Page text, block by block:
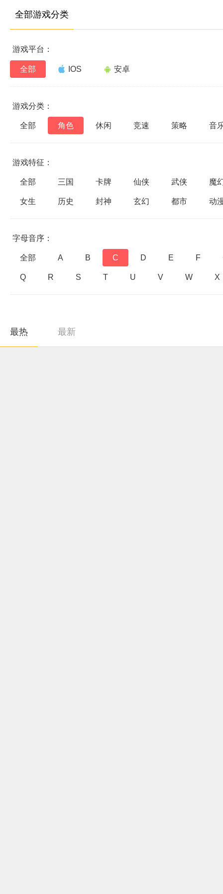
全部游戏分类
游戏平台：
全部 IOS 安卓
游戏分类：
全部 角色 休闲 竞速 策略 音
游戏特征：
全部 三国 卡牌 仙侠 武侠 魔
女生 历史 封神 玄幻 都市 动
字母音序：
全部 A B C D E F
Q R S T U V W X
最热 最新